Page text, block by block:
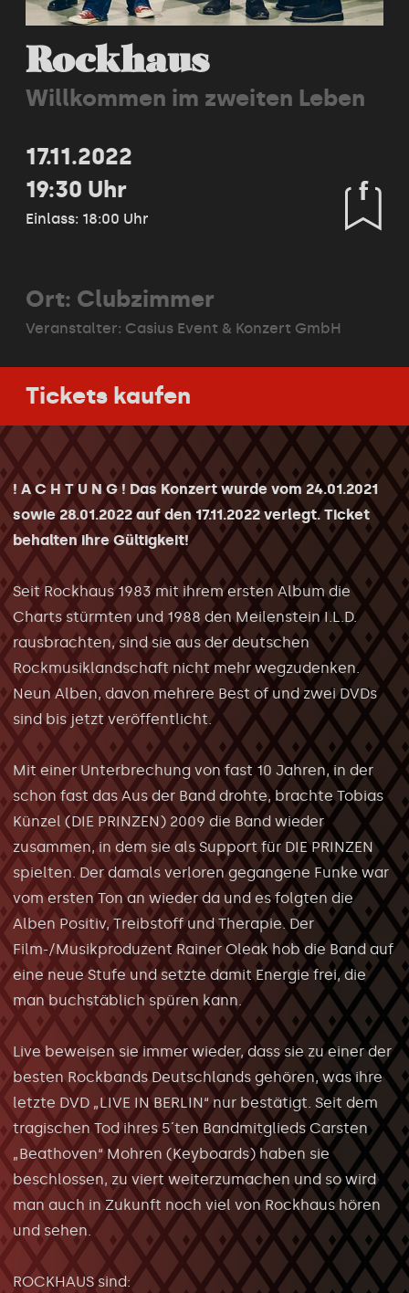
Rockhaus
Willkommen im zweiten Leben
17.11.2022
19:30 Uhr
Einlass: 18:00 Uhr
Ort: Clubzimmer
Veranstalter: Casius Event & Konzert GmbH
Tickets kaufen
! A C H T U N G ! Das Konzert wurde vom 24.01.2021
sowie 28.01.2022 auf den 17.11.2022 verlegt. Ticket
behalten ihre Gültigkeit!
Seit Rockhaus 1983 mit ihrem ersten Album die
Charts stürmten und 1988 den Meilenstein I.L.D.
rausbrachten, sind sie aus der deutschen
Rockmusiklandschaft nicht mehr wegzudenken.
Neun Alben, davon mehrere Best of und zwei DVDs
sind bis jetzt veröffentlicht.
Mit einer Unterbrechung von fast 10 Jahren, in der
schon fast das Aus der Band drohte, brachte Tobias
Künzel (DIE PRINZEN) 2009 die Band wieder
zusammen, in dem sie als Support für DIE PRINZEN
spielten. Der damals verloren gegangene Funke war
vom ersten Ton an wieder da und es folgten die
Alben Positiv, Treibstoff und Therapie. Der
Film-/Musikproduzent Rainer Oleak hob die Band auf
eine neue Stufe und setzte damit Energie frei, die
man buchstäblich spüren kann.
Live beweisen sie immer wieder, dass sie zu einer der
besten Rockbands Deutschlands gehören, was ihre
letzte DVD „LIVE IN BERLIN“ nur bestätigt. Seit dem
tragischen Tod ihres 5´ten Bandmitglieds Carsten
„Beathoven“ Mohren (Keyboards) haben sie
beschlossen, zu viert weiterzumachen und so wird
man auch in Zukunft noch viel von Rockhaus hören
und sehen.
ROCKHAUS sind: